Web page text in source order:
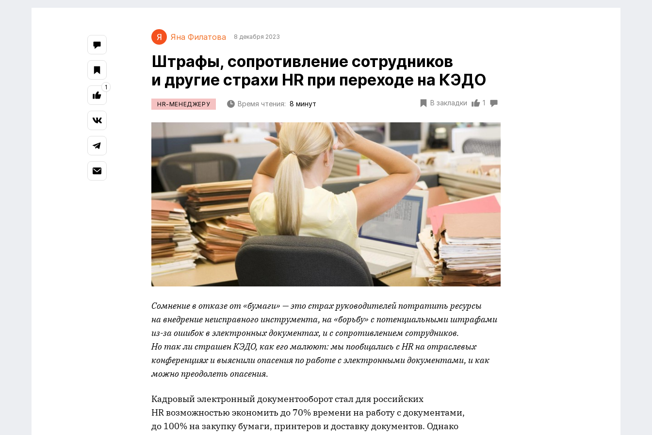
Яна Филатова 8 декабря 2023
Штрафы, сопротивление сотрудников
и другие страхи HR при переходе на КЭДО
HR-МЕНЕДЖЕРУ Время чтения: 8 минут В закладки 1
Сомнение в отказе от «бумаги» — это страх руководителей потратить ресурсы
на внедрение неисправного инструмента, на «борьбу» с потенциальными штрафами
из-за ошибок в электронных документах, и с сопротивлением сотрудников.
Но так ли страшен КЭДО, как его малюют: мы пообщались с HR на отраслевых
конференциях и выяснили опасения по работе с электронными документами, и как
можно преодолеть опасения.
Кадровый электронный документооборот стал для российских
HR возможностью экономить до 70% времени на работу с документами,
до 100% на закупку бумаги, принтеров и доставку документов. Однако
1